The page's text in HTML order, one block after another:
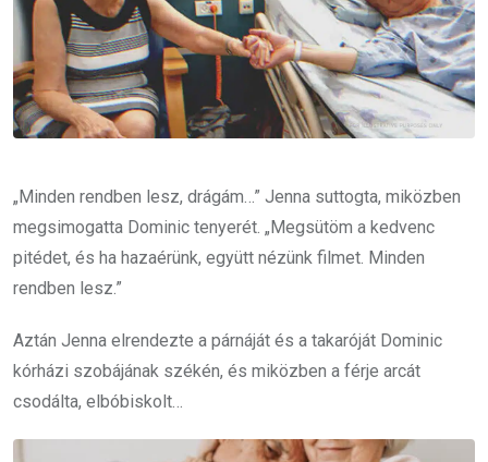
„Minden rendben lesz, drágám…” Jenna suttogta, miközben
megsimogatta Dominic tenyerét. „Megsütöm a kedvenc
pitédet, és ha hazaérünk, együtt nézünk filmet. Minden
rendben lesz.”
Aztán Jenna elrendezte a párnáját és a takaróját Dominic
kórházi szobájának székén, és miközben a férje arcát
csodálta, elbóbiskolt…